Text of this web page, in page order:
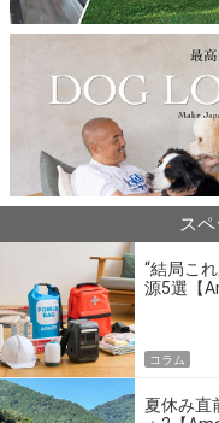
ス
“結局こ
源5選【
コラム
夏休み直